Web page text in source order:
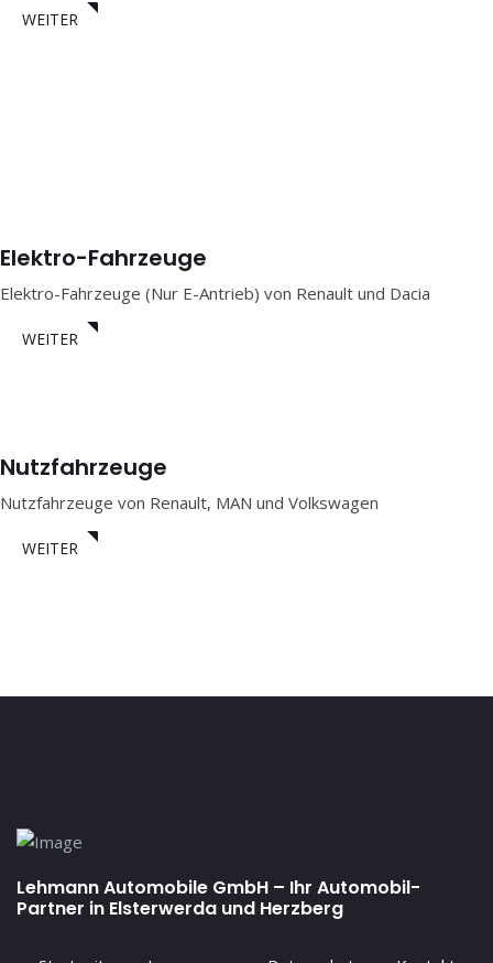
WEITER
Elektro-Fahrzeuge
Elektro-Fahrzeuge (Nur E-Antrieb) von Renault und Dacia
WEITER
Nutzfahrzeuge
Nutzfahrzeuge von Renault, MAN und Volkswagen
WEITER
Lehmann Automobile GmbH – Ihr Automobil-
Partner in Elsterwerda und Herzberg